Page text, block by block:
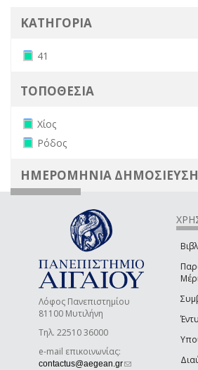
ΚΑΤΗΓΟΡΙΑ
Remove 41 filter
41
ΤΟΠΟΘΕΣΙΑ
Remove Χίος filter
Χίος
Remove Ρόδος filter
Ρόδος
ΗΜΕΡΟΜΗΝΙΑ
Λόφος Πανεπιστημίου
81100 Μυτιλήνη
Τηλ. 22510 36000
e-mail επικοινωνίας:
contactus@aegean.gr(link sends e-mail)